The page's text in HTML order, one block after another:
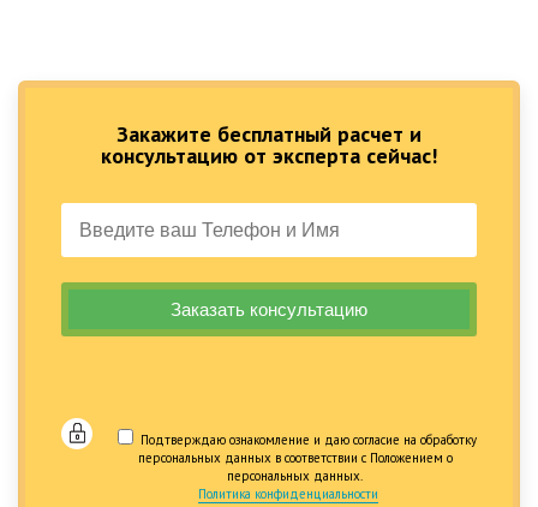
Закажите бесплатный расчет и
консультацию от эксперта сейчас!
Подтверждаю ознакомление и даю согласие на обработку
персональных данных в соответствии с Положением о
персональных данных.
Политика конфиденциальности